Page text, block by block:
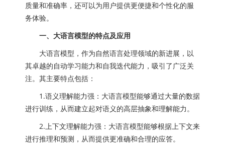
质量和准确率，还可以为用户提供更便捷和个性化的服
务体验。
一、大语言模型的特点及应用
大语言模型，作为自然语言处理领域的新进展，以
其卓越的自动学习能力和自我迭代能力，吸引了广泛关
注。其主要特点包括：
1.语义理解能力强：大语言模型能够通过大量的数据
进行训练，从而建立起对语义的高层抽象和理解能力。
2.上下文理解能力强：大语言模型能够根据上下文来
进行推理和预测，从而提供更准确和合理的应答。